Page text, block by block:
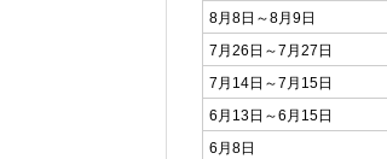
8月8日～8月9日
7月26日～7月27日
7月14日～7月15日
6月13日～6月15日
6月8日